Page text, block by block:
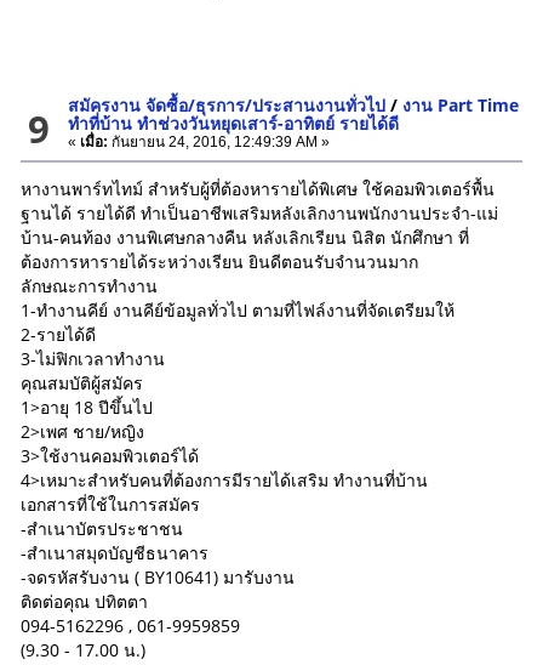
9 สมัครงาน จัดซื้อ/ธุรการ/ประสานงานทั่วไป / งาน Part Time
ทำที่บ้าน ทำช่วงวันหยุดเสาร์-อาทิตย์ รายได้ดี
« เมื่อ: กันยายน 24, 2016, 12:49:39 AM »
หางานพาร์ทไทม์ สำหรับผู้ที่ต้องหารายได้พิเศษ ใช้คอมพิวเตอร์พื้น
ฐานได้ รายได้ดี ทำเป็นอาชีพเสริมหลังเลิกงานพนักงานประจำ-แม่
บ้าน-คนท้อง งานพิเศษกลางคืน หลังเลิกเรียน นิสิต นักศึกษา ที่
ต้องการหารายได้ระหว่างเรียน ยินดีตอนรับจำนวนมาก
ลักษณะการทำงาน
1-ทำงานคีย์ งานคีย์ข้อมูลทั่วไป ตามที่ไฟล์งานที่จัดเตรียมให้
2-รายได้ดี
3-ไม่ฟิกเวลาทำงาน
คุณสมบัติผู้สมัคร
1>อายุ 18 ปีขึ้นไป
2>เพศ ชาย/หญิง
3>ใช้งานคอมพิวเตอร์ได้
4>เหมาะสำหรับคนที่ต้องการมีรายได้เสริม ทำงานที่บ้าน
เอกสารที่ใช้ในการสมัคร
-สำเนาบัตรประชาชน
-สำเนาสมุดบัญชีธนาคาร
-จดรหัสรับงาน ( BY10641) มารับงาน
ติดต่อคุณ ปทิตตา
094-5162296 , 061-9959859
(9.30 - 17.00 น.)